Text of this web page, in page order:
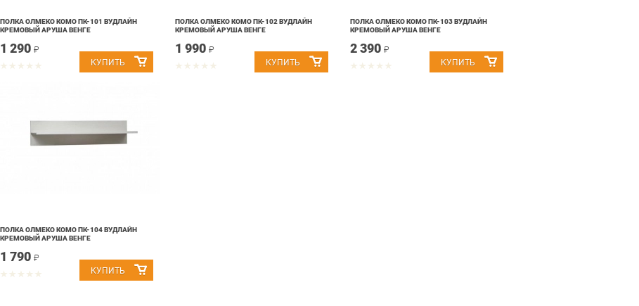
ПОЛКА ОЛМЕКО КОМО ПК-101 ВУДЛАЙН
КРЕМОВЫЙ АРУША ВЕНГЕ
1 290 ₽
ПОЛКА ОЛМЕКО КОМО ПК-102 ВУДЛАЙН
КРЕМОВЫЙ АРУША ВЕНГЕ
1 990 ₽
ПОЛКА ОЛМЕКО КОМО ПК-103 ВУДЛАЙН
КРЕМОВЫЙ АРУША ВЕНГЕ
2 390 ₽
ПОЛКА ОЛМЕКО КОМО ПК-104 ВУДЛАЙН
КРЕМОВЫЙ АРУША ВЕНГЕ
1 790 ₽